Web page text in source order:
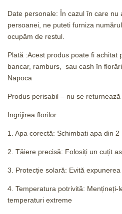
Date personale: În cazul în care nu
persoanei, ne puteti furniza
ocupăm de restul.
Plată :Acest produs poate fi achitat
bancar, ramburs, sau cash în
Napoca
Produs perisabil – nu se returnează
Ingrijirea florilor
1. Apa corectă: Schimbati apa din 2
2. Tăiere precisă: Folosiți un cuțit
3. Protecție solară: Evită expunerea
4. Temperatura potrivită: Mențineți-
temperaturi extreme